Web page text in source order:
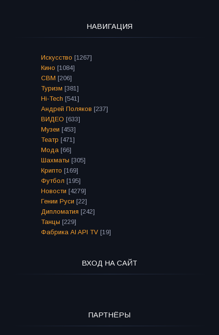
НАВИГАЦИЯ
Искусство [1267]
Кино [1084]
СВМ [206]
Туризм [381]
Hi-Tech [541]
Андрей Поляков [237]
ВИДЕО [633]
Музеи [453]
Театр [471]
Мода [66]
Шахматы [305]
Крипто [169]
Футбол [195]
Новости [4279]
Гении Руси [22]
Дипломатия [242]
Танцы [229]
Фабрика AI API TV [19]
ВХОД НА САЙТ
ПАРТНЁРЫ